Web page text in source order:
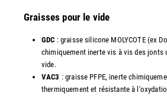
Graisses pour le vide
GDC : graisse silicone MOLYCOTE (ex
chimiquement inerte vis à vis des jonts
vide.
VAC3 : graisse PFPE, inerte
thermiquement et résistante à